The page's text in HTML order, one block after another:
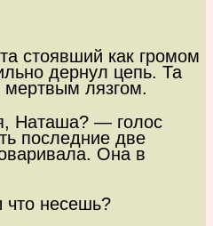
стоявший как громом
дернул цепь. Та
лязгом.
Наташа? — голос
последние две
Она в
что несешь?